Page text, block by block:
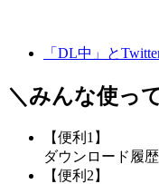
「DL中」と
＼みんな使っ
【便利1】
ダウンロード履
【便利2】